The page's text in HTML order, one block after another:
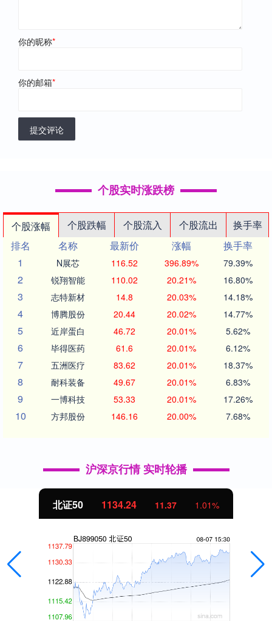
你的昵称*
你的邮箱*
提交评论
个股实时涨跌榜
个股涨幅 个股跌幅 个股流入 个股流出
换手率
排名
名称 最新价 涨幅
换手率
1
N展芯 116.52 396.89% 79.39%
2 锐翔智能 110.02 20.21% 16.80%
3 志特新材 14.8 20.03% 14.18%
4 博腾股份 20.44 20.02% 14.77%
5 近岸蛋白 46.72 20.01% 5.62%
6 毕得医药 61.6 20.01% 6.12%
7 五洲医疗 83.62 20.01% 18.37%
8 耐科装备 49.67 20.01% 6.83%
9 一博科技 53.33 20.01% 17.26%
10 方邦股份 146.16 20.00% 7.68%
沪深京行情 实时轮播
北证50 1134.24 11.37 1.01%